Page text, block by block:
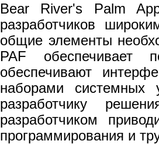
Bear River's Palm
разработчиков
общие элементы
PAF обеспечивает
обеспечивают
наборами системных
разработчику
разработчиком
программирования и